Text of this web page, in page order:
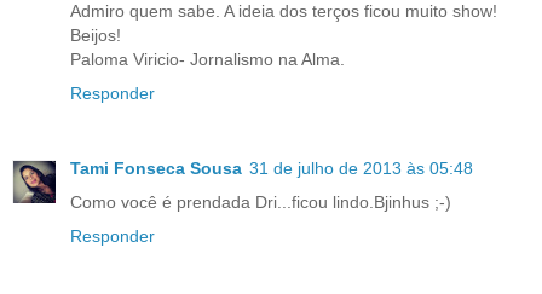
Admiro quem sabe. A ideia dos terços ficou muito show!
Beijos!
Paloma Viricio- Jornalismo na Alma.
Responder
Tami Fonseca Sousa 31 de julho de 2013 às 05:48
Como você é prendada Dri...ficou lindo.Bjinhus ;-)
Responder